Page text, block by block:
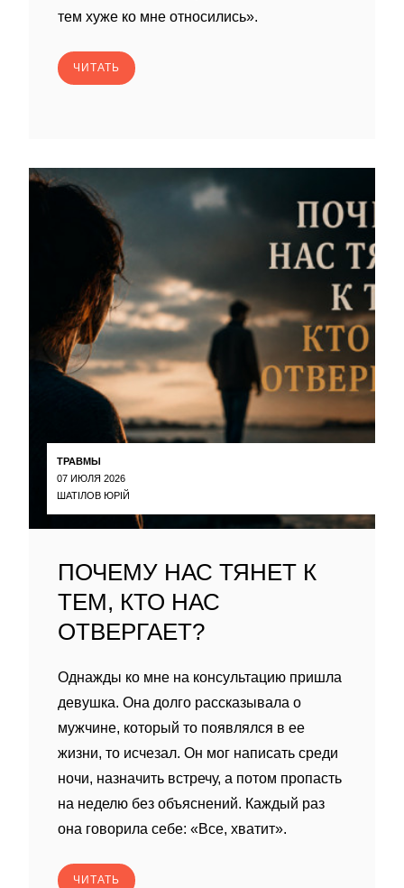
тем хуже ко мне относились».
ЧИТАТЬ
ТРАВМЫ
07 ИЮЛЯ 2026
ШАТІЛОВ ЮРІЙ
ПОЧЕМУ НАС ТЯНЕТ К
ТЕМ, КТО НАС
ОТВЕРГАЕТ?
Однажды ко мне на консультацию пришла
девушка. Она долго рассказывала о
мужчине, который то появлялся в ее
жизни, то исчезал. Он мог написать среди
ночи, назначить встречу, а потом пропасть
на неделю без объяснений. Каждый раз
она говорила себе: «Все, хватит».
ЧИТАТЬ